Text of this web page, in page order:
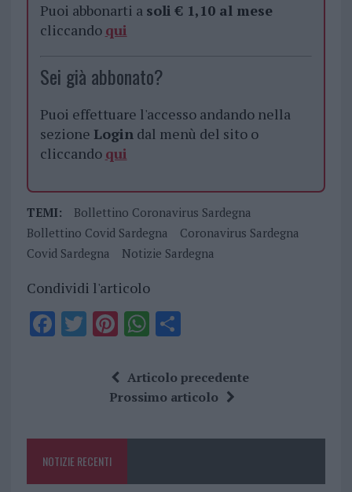
Puoi abbonarti a soli € 1,10 al mese
cliccando qui
Sei già abbonato?
Puoi effettuare l'accesso andando nella
sezione Logindal menù del sito o
cliccando qui
TEMI:
Bollettino Coronavirus Sardegna
Bollettino Covid Sardegna
Coronavirus Sardegna
Covid Sardegna
Notizie Sardegna
Condividi l'articolo
F
o
k
T Pi
te
re
W
at
s
p
S
a
re
Articolo precedente
Prossimo articolo
NOTIZIE RECENTI